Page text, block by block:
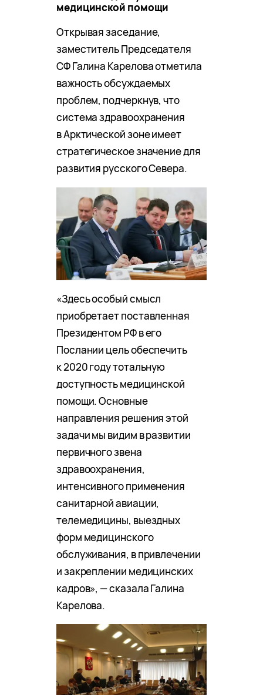
медицинской помощи
Открывая заседание,
заместитель Председателя
СФ Галина Карелова отметила
важность обсуждаемых
проблем, подчеркнув, что
система здравоохранения
в Арктической зоне имеет
стратегическое значение для
развития русского Севера.
«Здесь особый смысл
приобретает поставленная
Президентом РФ в его
Послании цель обеспечить
к 2020 году тотальную
доступность медицинской
помощи. Основные
направления решения этой
задачи мы видим в развитии
первичного звена
здравоохранения,
интенсивного применения
санитарной авиации,
телемедицины, выездных
форм медицинского
обслуживания, в привлечении
и закреплении медицинских
кадров», — сказала Галина
Карелова.